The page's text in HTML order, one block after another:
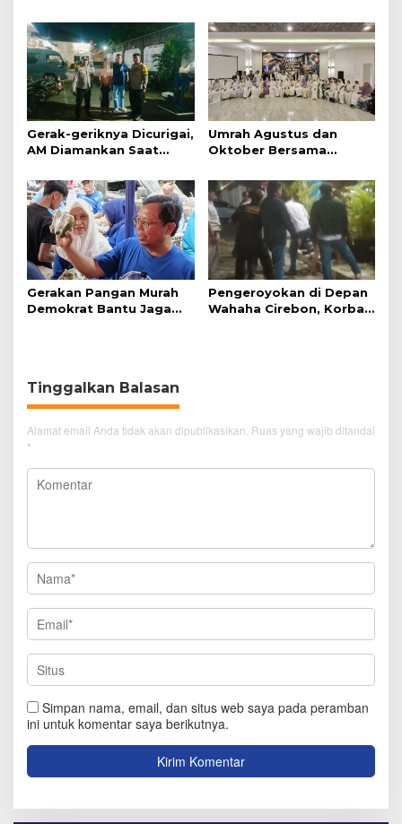
Gerak-geriknya Dicurigai,
AM Diamankan Saat
Umrah Agustus dan
Oktober Bersama
Menuju Baitullah
Gerakan Pangan Murah
Demokrat Bantu Jaga
Pengeroyokan di Depan
Wahaha Cirebon, Korban
Tinggalkan Balasan
Alamat email Anda tidak akan dipublikasikan. Ruas yang wajib ditandai
*
Simpan nama, email, dan situs web saya pada peramban
ini untuk komentar saya berikutnya.